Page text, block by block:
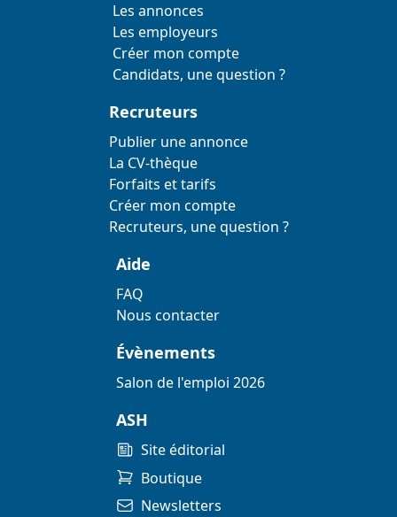
Les annonces
Les employeurs
Créer mon compte
Candidats, une question ?
Recruteurs
Publier une annonce
La CV-thèque
Forfaits et tarifs
Créer mon compte
Recruteurs, une question ?
Aide
FAQ
Nous contacter
Évènements
Salon de l'emploi 2026
ASH
Site éditorial
Boutique
Newsletters